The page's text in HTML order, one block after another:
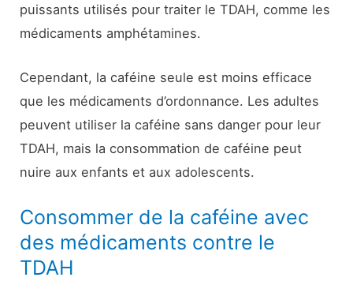
puissants utilisés pour traiter le TDAH, comme les
médicaments amphétamines.
Cependant, la caféine seule est moins efficace
que les médicaments d’ordonnance. Les adultes
peuvent utiliser la caféine sans danger pour leur
TDAH, mais la consommation de caféine peut
nuire aux enfants et aux adolescents.
Consommer de la caféine avec
des médicaments contre le
TDAH